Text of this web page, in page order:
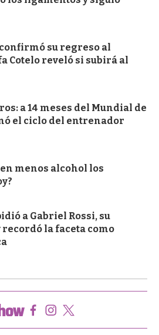
su regreso al
Cotelo reveló si subirá al
a 14 meses del Mundial de
el ciclo del entrenador
menos alcohol los
a Gabriel Rossi, su
recordó la faceta como